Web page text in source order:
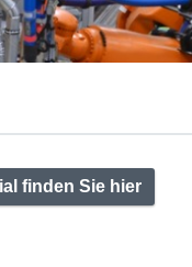
finden Sie hier